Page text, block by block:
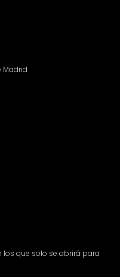
Madrid
que solo se abrirá para